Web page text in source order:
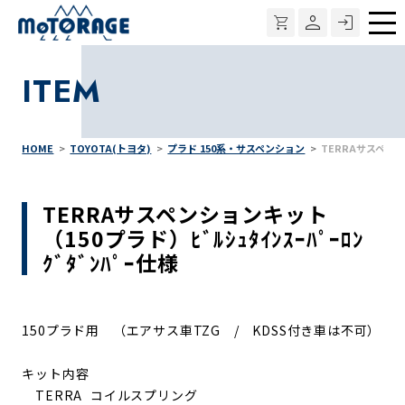
ITEM
HOME TOYOTA(トヨタ) プラド 150系・サスペンション TERRAサスペン
TERRAサスペンションキット
（150プラド）ﾋﾞﾙｼｭﾀｲﾝｽｰﾊﾟｰﾛﾝ
ｸﾞﾀﾞﾝﾊﾟｰ仕様
150プラド用 （エアサス車TZG / KDSS付き車は不可）
キット内容
TERRA コイルスプリング
メ